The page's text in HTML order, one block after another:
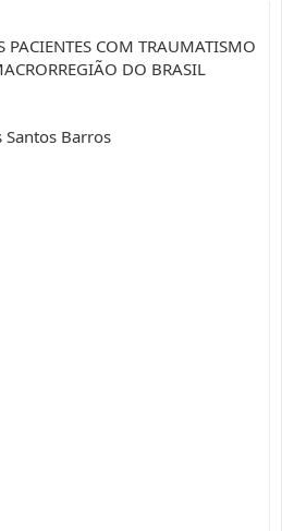
PACIENTES COM TRAUMATISMO
DO BRASIL
Santos Barros